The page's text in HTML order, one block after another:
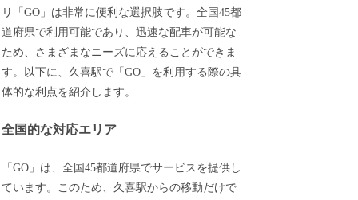
リ「GO」は非常に便利な選択肢です。全国45都
道府県で利用可能であり、迅速な配車が可能な
ため、さまざまなニーズに応えることができま
す。以下に、久喜駅で「GO」を利用する際の具
体的な利点を紹介します。
全国的な対応エリア
「GO」は、全国45都道府県でサービスを提供し
ています。このため、久喜駅からの移動だけで